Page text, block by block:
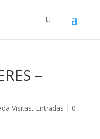
–
Visitas, Entradas | 0